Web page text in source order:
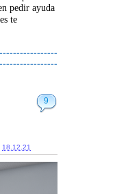
pedir ayuda
te
9
18.12.21